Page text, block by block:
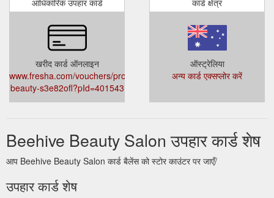
खरीद कार्ड ऑनलाइन
www.fresha.com/vouchers/provider/beehive-
beauty-s3e82ofl?pId=401543
ऑस्ट्रेलिया
अन्य कार्ड एक्सप्लोर करें
Beehive Beauty Salon उपहार कार्ड शेष
आप Beehive Beauty Salon कार्ड बैलेंस को स्टोर काउंटर पर जाएँ/
उपहार कार्ड शेष